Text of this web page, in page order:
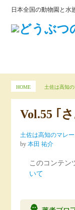
日本全国の動物園と水
HOME 土佐は高知
Vol.55 ｢
土佐は高知のマレ
by 本田 祐介
このコンテン
いて